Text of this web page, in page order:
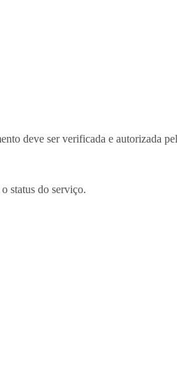
deve ser verificada e autorizada
status do serviço.